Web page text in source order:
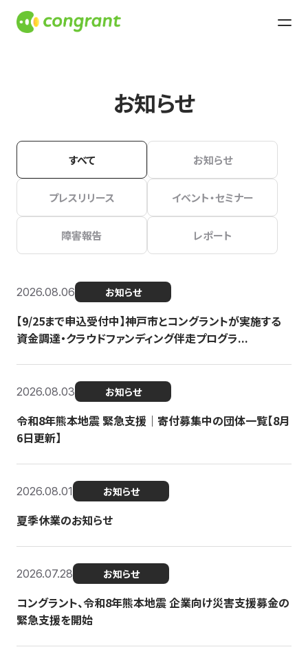
お知らせ
すべて お知らせ
プレスリリース イベント・セミナー
障害報告 レポート
2026.08.06 お知らせ
【9/25まで申込受付中】神戸市とコングラントが実施する
資金調達・クラウドファンディング伴走プログラ...
2026.08.03 お知らせ
令和8年熊本地震 緊急支援｜寄付募集中の団体一覧【8月
6日更新】
2026.08.01 お知らせ
夏季休業のお知らせ
2026.07.28 お知らせ
コングラント、令和8年熊本地震 企業向け災害支援募金の
緊急支援を開始